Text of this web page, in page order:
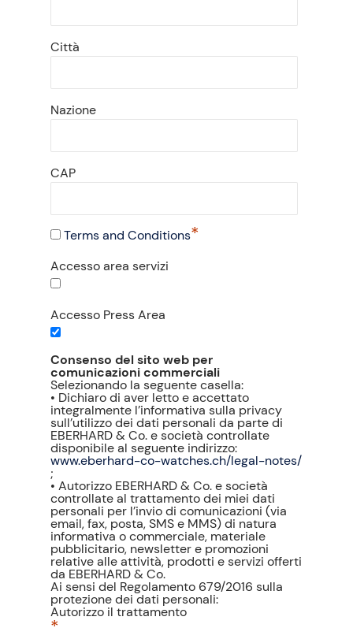
Città
Nazione
CAP
Terms and Conditions*
Accesso area servizi
Accesso Press Area
Consenso del sito web per
comunicazioni commerciali
Selezionando la seguente casella:
• Dichiaro di aver letto e accettato
integralmente l’informativa sulla privacy
sull’utilizzo dei dati personali da parte di
EBERHARD & Co. e società controllate
disponibile al seguente indirizzo:
www.eberhard-co-watches.ch/legal-notes/
;
• Autorizzo EBERHARD & Co. e società
controllate al trattamento dei miei dati
personali per l’invio di comunicazioni (via
email, fax, posta, SMS e MMS) di natura
informativa o commerciale, materiale
pubblicitario, newsletter e promozioni
relative alle attività, prodotti e servizi offerti
da EBERHARD & Co.
Ai sensi del Regolamento 679/2016 sulla
protezione dei dati personali:
Autorizzo il trattamento
*